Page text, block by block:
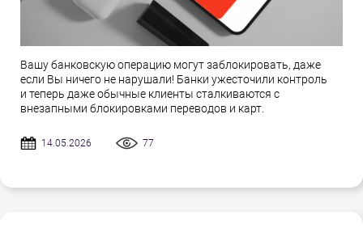
Вашу банковскую операцию могут заблокировать, даже
если Вы ничего не нарушали! Банки ужесточили контроль
и теперь даже обычные клиенты сталкиваются с
внезапными блокировками переводов и карт.
14.05.2026 77